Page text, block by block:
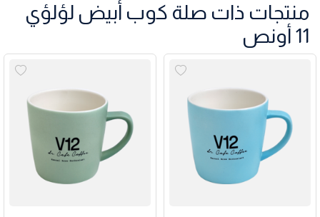
منتجات ذات صلة كوب أبيض لؤلؤي
11 أونص